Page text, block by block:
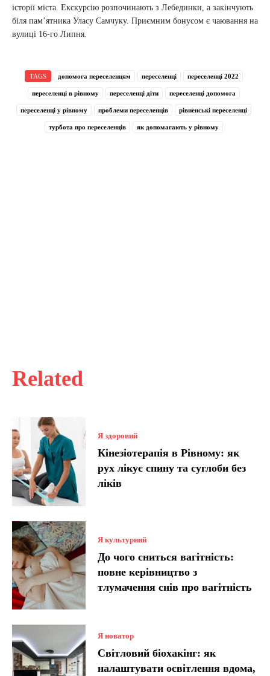
Related
Я здоровий
Кінезіотерапія в Рівному: як
рух лікує спину та суглоби без
ліків
Я культурний
До чого сниться вагітність:
повне керівництво з
тлумачення снів про вагітність
Я новатор
Світловий біохакінг: як
налаштувати освітлення вдома,
історії міста. Екскурсію розпочинають з Лебединки, а закінчують
біля пам’ятника Уласу Самчуку. Приємним бонусом є чаювання на
вулиці 16-го Липня.
TAGS допомога переселенцям переселенці переселенці 2022
переселенці в рівному переселенці діти переселенці допомога
переселенці у рівному проблеми переселенців рівненські переселенці
турбота про переселенців як допомагають у рівному